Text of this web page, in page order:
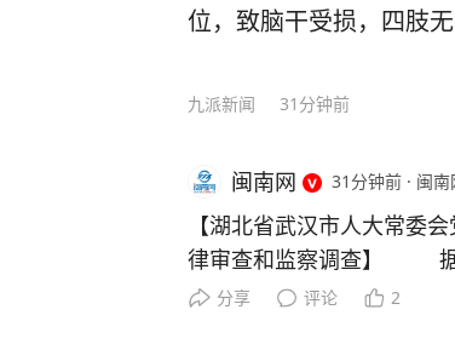
位，致脑干受损，四肢
九派新闻 31分钟前
闽南网 31分钟前 · 闽南
【湖北省武汉市人大常委
律审查和监察调查】 据
市人大常委会党组副书记
分享 评论 2